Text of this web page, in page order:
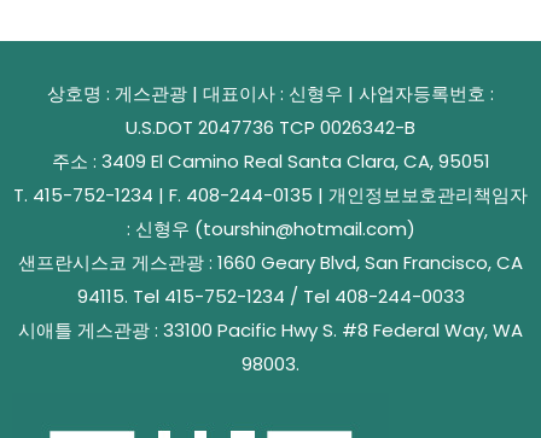
상호명 : 게스관광 | 대표이사 : 신형우 | 사업자등록번호 :
U.S.DOT 2047736 TCP 0026342-B
주소 : 3409 El Camino Real Santa Clara, CA, 95051
T. 415-752-1234 | F. 408-244-0135 | 개인정보보호관리책임자
: 신형우 (tourshin@hotmail.com)
샌프란시스코 게스관광 : 1660 Geary Blvd, San Francisco, CA
94115. Tel 415-752-1234 / Tel 408-244-0033
시애틀 게스관광 : 33100 Pacific Hwy S. #8 Federal Way, WA
98003.